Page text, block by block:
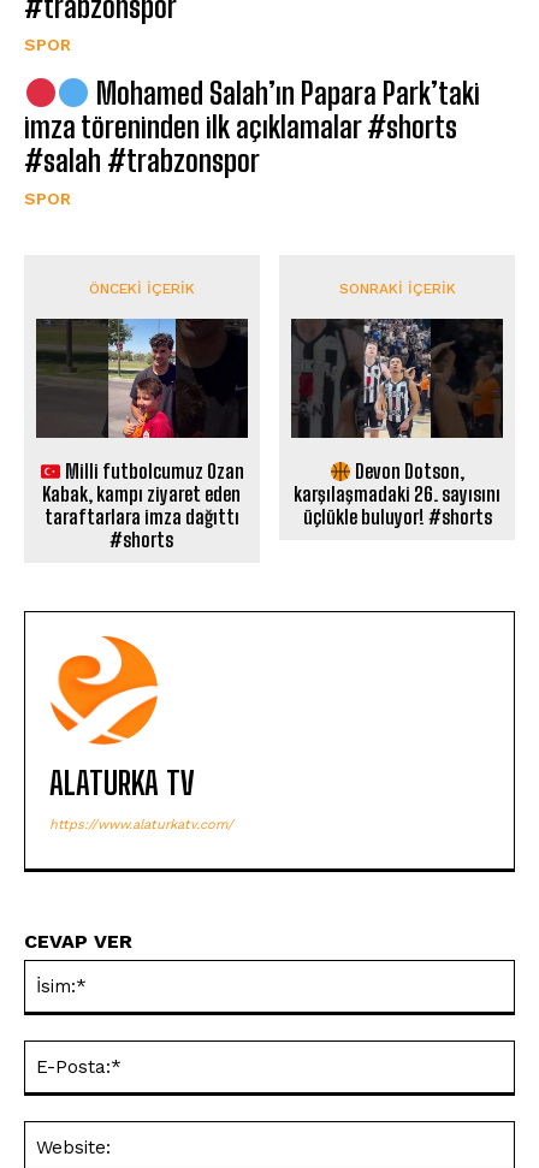
SPOR
Mohamed Salah’ın Papara Park’taki
imza töreninden ilk açıklamalar #shorts
#salah #trabzonspor
SPOR
ÖNCEKI İÇERIK
Milli futbolcumuz Ozan
Kabak, kampı ziyaret eden
taraftarlara imza dağıttı
#shorts
SONRAKI İÇERIK
Devon Dotson,
karşılaşmadaki 26. sayısını
üçlükle buluyor! #shorts
ALATURKA TV
https://www.alaturkatv.com/
CEVAP VER